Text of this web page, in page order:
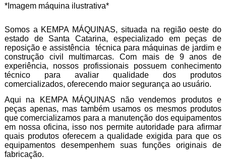
*Imagem máquina ilustrativa*
Somos a KEMPA MÁQUINAS, situada na região oeste do
estado de Santa Catarina, especializado em peças de
reposição e assistência técnica para máquinas de jardim e
construção civil multimarcas. Com mais de 9 anos de
experiência, nossos profissionais possuem conhecimento
técnico para avaliar qualidade dos produtos
comercializados, oferecendo maior segurança ao usuário.
Aqui na KEMPA MÁQUINAS não vendemos produtos e
peças apenas, mas também usamos os mesmos produtos
que comercializamos para a manutenção dos equipamentos
em nossa oficina, isso nos permite autoridade para afirmar
quais produtos oferecem a qualidade exigida para que os
equipamentos desempenhem suas funções originais de
fabricação.